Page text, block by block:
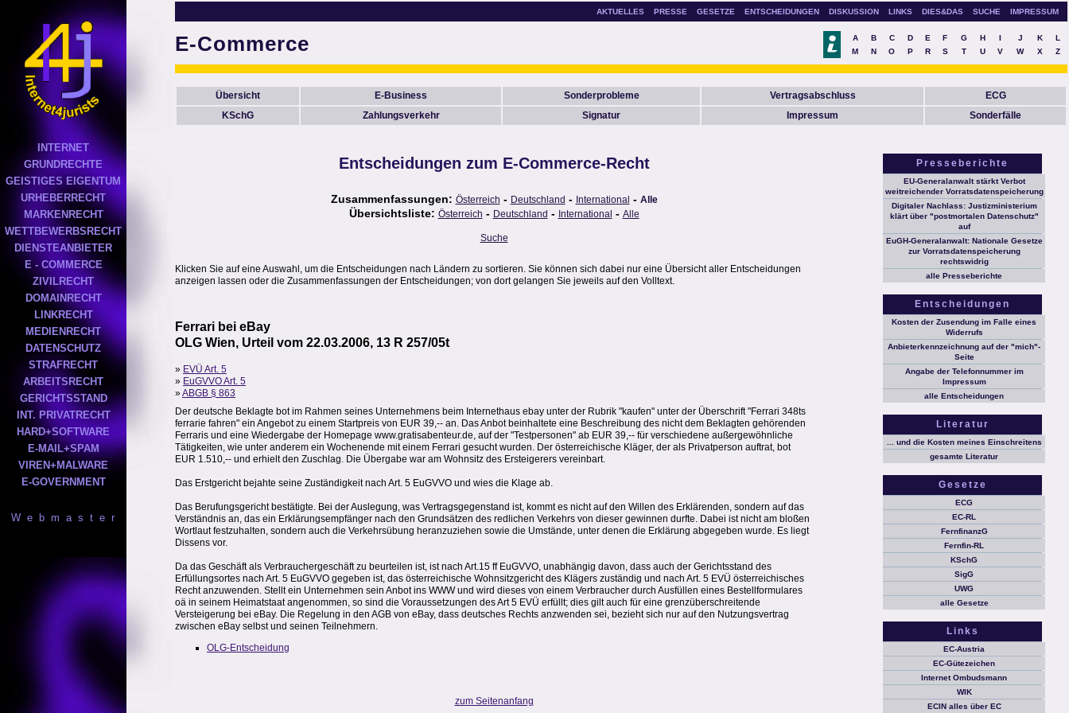
INTERNET
GRUNDRECHTE
GEISTIGES EIGENTUM
URHEBERRECHT
MARKENRECHT
WETTBEWERBSRECHT
DIENSTEANBIETER
E - COMMERCE
ZIVILRECHT
DOMAINRECHT
LINKRECHT
MEDIENRECHT
DATENSCHUTZ
STRAFRECHT
ARBEITSRECHT
GERICHTSSTAND
INT. PRIVATRECHT
HARD+SOFTWARE
E-MAIL+SPAM
VIREN+MALWARE
E-GOVERNMENT
W e b m a s t e r
AKTUELLES PRESSE GESETZE ENTSCHEIDUNGEN DISKUSSION LINKS DIES&DAS SUCHE IMPRESSUM
E-Commerce A B C D E F G H I J K
L
M
N O P R S T U V W X Z
Übersicht E-Business Sonderprobleme Vertragsabschluss
ECG
KSchG
Zahlungsverkehr Signatur Impressum Sonderfälle
Entscheidungen zum E-Commerce-Recht
Zusammenfassungen: Österreich - Deutschland - International - Alle
Übersichtsliste: Österreich - Deutschland - International - Alle
Suche
Klicken Sie auf eine Auswahl, um die Entscheidungen nach Ländern zu sortieren. Sie können sich dabei nur eine Übersicht aller Entscheidungen
anzeigen lassen oder die Zusammenfassungen der Entscheidungen; von dort gelangen Sie jeweils auf den Volltext.
Ferrari bei eBay
OLG Wien, Urteil vom 22.03.2006, 13 R 257/05t
» EVÜ Art. 5
» EuGVVO Art. 5
»ABGB § 863
Der deutsche Beklagte bot im Rahmen seines Unternehmens beim Internethaus ebay unter der Rubrik "kaufen" unter der Überschrift "Ferrari 348ts
ferrarie fahren" ein Angebot zu einem Startpreis von EUR 39,-- an. Das Anbot beinhaltete eine Beschreibung des nicht dem Beklagten gehörenden
Ferraris und eine Wiedergabe der Homepage www.gratisabenteur.de, auf der "Testpersonen" ab EUR 39,-- für verschiedene außergewöhnliche
Tätigkeiten, wie unter anderem ein Wochenende mit einem Ferrari gesucht wurden. Der österreichische Kläger, der als Privatperson auftrat, bot
EUR 1.510,-- und erhielt den Zuschlag. Die Übergabe war am Wohnsitz des Ersteigerers vereinbart.
Das Erstgericht bejahte seine Zuständigkeit nach Art. 5 EuGVVO und wies die Klage ab.
Das Berufungsgericht bestätigte. Bei der Auslegung, was Vertragsgegenstand ist, kommt es nicht auf den Willen des Erklärenden, sondern auf das
Verständnis an, das ein Erklärungsempfänger nach den Grundsätzen des redlichen Verkehrs von dieser gewinnen durfte. Dabei ist nicht am bloßen
Wortlaut festzuhalten, sondern auch die Verkehrsübung heranzuziehen sowie die Umstände, unter denen die Erklärung abgegeben wurde. Es liegt
Dissens vor.
Da das Geschäft als Verbrauchergeschäft zu beurteilen ist, ist nach Art.15 ff EuGVVO, unabhängig davon, dass auch der Gerichtsstand des
Erfüllungsortes nach Art. 5 EuGVVO gegeben ist, das österreichische Wohnsitzgericht des Klägers zuständig und nach Art. 5 EVÜ österreichisches
Recht anzuwenden. Stellt ein Unternehmen sein Anbot ins WWW und wird dieses von einem Verbraucher durch Ausfüllen eines Bestellformulares
oä in seinem Heimatstaat angenommen, so sind die Voraussetzungen des Art 5 EVÜ erfüllt; dies gilt auch für eine grenzüberschreitende
Versteigerung bei eBay. Die Regelung in den AGB von eBay, dass deutsches Rechts anzwenden sei, bezieht sich nur auf den Nutzungsvertrag
zwischen eBay selbst und seinen Teilnehmern.
OLG-Entscheidung
zum Seitenanfang
Presseberichte
EU-Generalanwalt stärkt Verbot
weitreichender Vorratsdatenspeicherung
Digitaler Nachlass: Justizministerium
klärt über "postmortalen Datenschutz"
auf
EuGH-Generalanwalt: Nationale Gesetze
zur Vorratsdatenspeicherung
rechtswidrig
alle Presseberichte
Entscheidungen
Kosten der Zusendung im Falle eines
Widerrufs
Anbieterkennzeichnung auf der "mich"-
Seite
Angabe der Telefonnummer im
Impressum
alle Entscheidungen
Literatur
... und die Kosten meines Einschreitens
gesamte Literatur
Gesetze
ECG
EC-RL
FernfinanzG
Fernfin-RL
KSchG
SigG
UWG
alle Gesetze
Links
EC-Austria
EC-Gütezeichen
Internet Ombudsmann
WIK
ECIN alles über EC